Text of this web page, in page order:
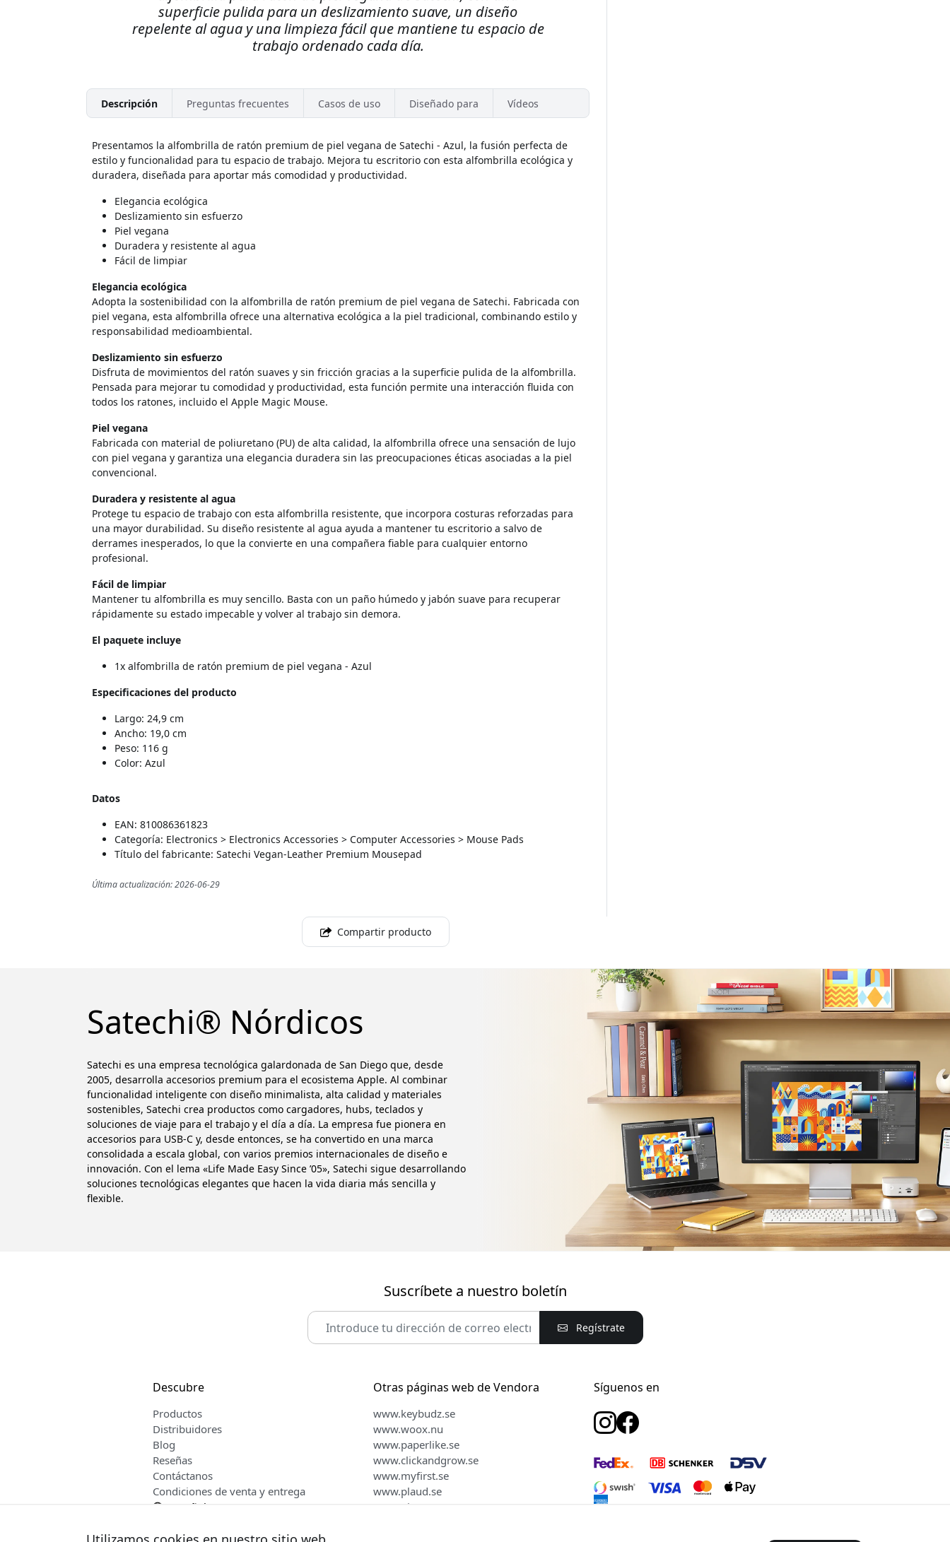
superficie pulida para un deslizamiento suave, un diseño
repelente al agua y una limpieza fácil que mantiene tu espacio de
trabajo ordenado cada día.
Descripción Preguntas frecuentes Casos de uso Diseñado para Vídeos
Presentamos la alfombrilla de ratón premium de piel vegana de Satechi - Azul, la fusión perfecta de
estilo y funcionalidad para tu espacio de trabajo. Mejora tu escritorio con esta alfombrilla ecológica y
duradera, diseñada para aportar más comodidad y productividad.
Elegancia ecológica
Deslizamiento sin esfuerzo
Piel vegana
Duradera y resistente al agua
Fácil de limpiar
Elegancia ecológica
Adopta la sostenibilidad con la alfombrilla de ratón premium de piel vegana de Satechi. Fabricada con
piel vegana, esta alfombrilla ofrece una alternativa ecológica a la piel tradicional, combinando estilo y
responsabilidad medioambiental.
Deslizamiento sin esfuerzo
Disfruta de movimientos del ratón suaves y sin fricción gracias a la superficie pulida de la alfombrilla.
Pensada para mejorar tu comodidad y productividad, esta función permite una interacción fluida con
todos los ratones, incluido el Apple Magic Mouse.
Piel vegana
Fabricada con material de poliuretano (PU) de alta calidad, la alfombrilla ofrece una sensación de lujo
con piel vegana y garantiza una elegancia duradera sin las preocupaciones éticas asociadas a la piel
convencional.
Duradera y resistente al agua
Protege tu espacio de trabajo con esta alfombrilla resistente, que incorpora costuras reforzadas para
una mayor durabilidad. Su diseño resistente al agua ayuda a mantener tu escritorio a salvo de
derrames inesperados, lo que la convierte en una compañera fiable para cualquier entorno
profesional.
Fácil de limpiar
Mantener tu alfombrilla es muy sencillo. Basta con un paño húmedo y jabón suave para recuperar
rápidamente su estado impecable y volver al trabajo sin demora.
El paquete incluye
1x alfombrilla de ratón premium de piel vegana - Azul
Especificaciones del producto
Largo: 24,9 cm
Ancho: 19,0 cm
Peso: 116 g
Color: Azul
Datos
EAN: 810086361823
Categoría: Electronics > Electronics Accessories > Computer Accessories > Mouse Pads
Título del fabricante: Satechi Vegan-Leather Premium Mousepad
Última actualización: 2026-06-29
Compartir producto
Satechi® Nórdicos
Satechi es una empresa tecnológica galardonada de San Diego que, desde
2005, desarrolla accesorios premium para el ecosistema Apple. Al combinar
funcionalidad inteligente con diseño minimalista, alta calidad y materiales
sostenibles, Satechi crea productos como cargadores, hubs, teclados y
soluciones de viaje para el trabajo y el día a día. La empresa fue pionera en
accesorios para USB-C y, desde entonces, se ha convertido en una marca
consolidada a escala global, con varios premios internacionales de diseño e
innovación. Con el lema «Life Made Easy Since ’05», Satechi sigue desarrollando
soluciones tecnológicas elegantes que hacen la vida diaria más sencilla y
flexible.
Suscríbete a nuestro boletín
Regístrate
Descubre
Productos
Distribuidores
Blog
Reseñas
Contáctanos
Condiciones de venta y entrega
Español
Otras páginas web de Vendora
www.keybudz.se
www.woox.nu
www.paperlike.se
www.clickandgrow.se
www.myfirst.se
www.plaud.se
www.pipetto.se
Síguenos en